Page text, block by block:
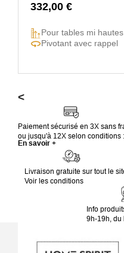
332,00 €
Pour tables mi
Pivotant avec rappel
<
Paiement sécurisé en 3X sans
ou jusqu'à 12X selon conditions :
En savoir +
Livraison gratuite sur tout le
Voir les conditions
Info
9h-19h, du